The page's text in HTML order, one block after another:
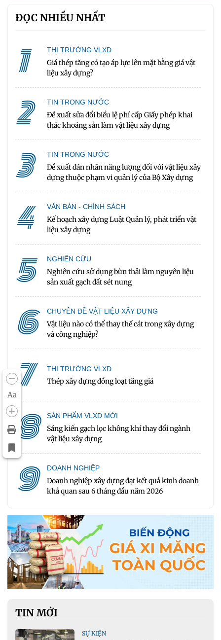
Aa
ĐỌC NHIỀU NHẤT
1 THỊ TRƯỜNG VLXD
Giá thép tăng có tạo áp lực lên mặt bằng giá vật
liệu xây dựng?
2 TIN TRONG NƯỚC
Đề xuất sửa đổi biểu lệ phí cấp Giấy phép khai
thác khoáng sản làm vật liệu xây dựng
3 TIN TRONG NƯỚC
Đề xuất dán nhãn năng lượng đối với vật liệu xây
dựng thuộc phạm vi quản lý của Bộ Xây dựng
4 VĂN BẢN - CHÍNH SÁCH
Kế hoạch xây dựng Luật Quản lý, phát triển vật
liệu xây dựng
5 NGHIÊN CỨU
Nghiên cứu sử dụng bùn thải làm nguyên liệu
sản xuất gạch đất sét nung
6 CHUYÊN ĐỀ VẬT LIỆU XÂY DỰNG
Vật liệu nào có thể thay thế cát trong xây dựng
và công nghiệp?
7 THỊ TRƯỜNG VLXD
Thép xây dựng đồng loạt tăng giá
8 SẢN PHẨM VLXD MỚI
Sáng kiến gạch lọc không khí thay đổi ngành
vật liệu xây dựng
9 DOANH NGHIỆP
Doanh nghiệp xây dựng đạt kết quả kinh doanh
khả quan sau 6 tháng đầu năm 2026
TIN MỚI
SỰ KIỆN